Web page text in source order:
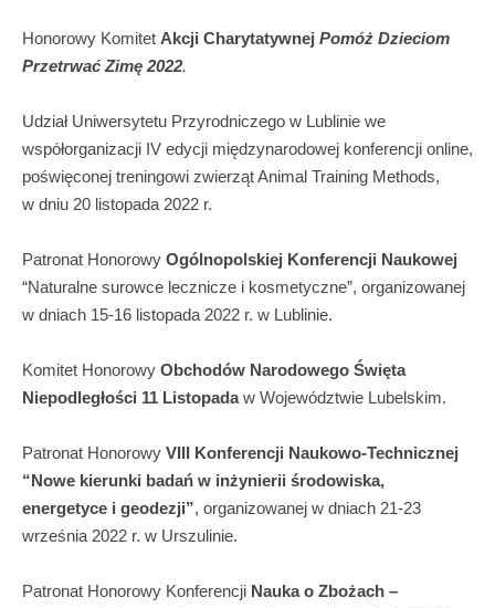
Honorowy Komitet Akcji Charytatywnej Pomóż Dzieciom
Przetrwać Zimę 2022.
Udział Uniwersytetu Przyrodniczego w Lublinie we
współorganizacji IV edycji międzynarodowej konferencji online,
poświęconej treningowi zwierząt Animal Training Methods,
w dniu 20 listopada 2022 r.
Patronat Honorowy Ogólnopolskiej Konferencji Naukowej
“Naturalne surowce lecznicze i kosmetyczne”, organizowanej
w dniach 15-16 listopada 2022 r. w Lublinie.
Komitet Honorowy Obchodów Narodowego Święta
Niepodległości 11 Listopadaw Województwie Lubelskim.
Patronat Honorowy VIII Konferencji Naukowo-Technicznej
“Nowe kierunki badań w inżynierii środowiska,
energetyce i geodezji”, organizowanej w dniach 21-23
września 2022 r. w Urszulinie.
Patronat Honorowy Konferencji Nauka o Zbożach –